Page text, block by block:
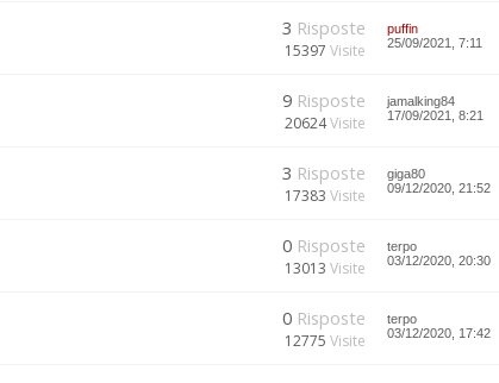
3 Risposte
15397 Visite
puffin
25/09/2021, 7:11
9 Risposte
20624Visite
jamalking84
17/09/2021, 8:21
3 Risposte
17383 Visite
giga80
09/12/2020, 21:52
0 Risposte
13013 Visite
terpo
03/12/2020, 20:30
0 Risposte
12775 Visite
terpo
03/12/2020, 17:42